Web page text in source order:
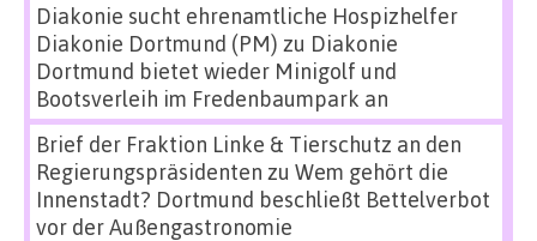
Diakonie sucht ehrenamtliche Hospizhelfer
Diakonie Dortmund (PM) zu Diakonie
Dortmund bietet wieder Minigolf und
Bootsverleih im Fredenbaumpark an
Brief der Fraktion Linke & Tierschutz an den
Regierungspräsidenten zu Wem gehört die
Innenstadt? Dortmund beschließt Bettelverbot
vor der Außengastronomie